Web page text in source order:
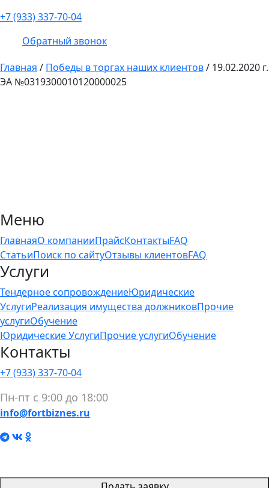
+7 (933) 337-70-04
Обратный звонок
Главная / Победы в торгах наших клиентов/ 19.02.2020 г.
ЭА №0319300010120000025
Меню
ГлавнаяО компанииПрайсКонтактыFAQ
СтатьиПоиск по сайтуОтзывы клиентовFAQ
Услуги
Тендерное сопровождениеЮридические
УслугиРеализация имущества должниковПрочие
услугиОбучение
Юридические УслугиПрочие услугиОбучение
Контакты
+7 (933) 337-70-04
Пн-пт с 9:00 до 18:00
info@fortbiznes.ru